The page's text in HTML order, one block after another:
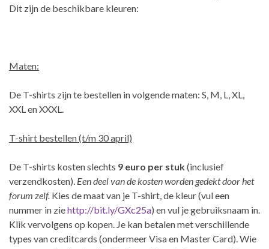
Dit zijn de beschikbare kleuren:
Maten:
De T-shirts zijn te bestellen in volgende maten: S, M, L, XL,
XXL en XXXL.
T-shirt bestellen (t/m 30 april)
De T-shirts kosten slechts 9 euro per stuk(inclusief
verzendkosten). Een deel van de kosten worden gedekt door het
forum zelf. Kies de maat van je T-shirt, de kleur (vul een
nummer in ziehttp://bit.ly/GXc25a) en vul je gebruiksnaam in.
Klik vervolgens op kopen. Je kan betalen met verschillende
types van creditcards (ondermeer Visa en Master Card). Wie